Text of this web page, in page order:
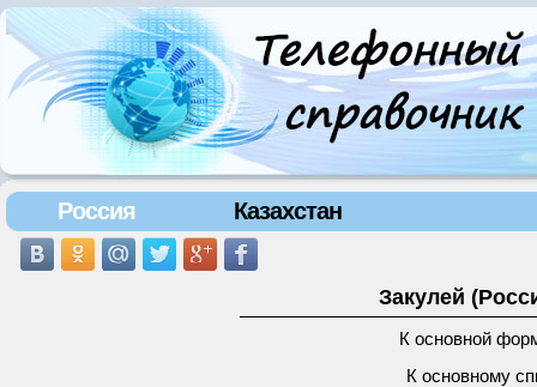
Россия Казахстан
Закулей
К основной
К основному